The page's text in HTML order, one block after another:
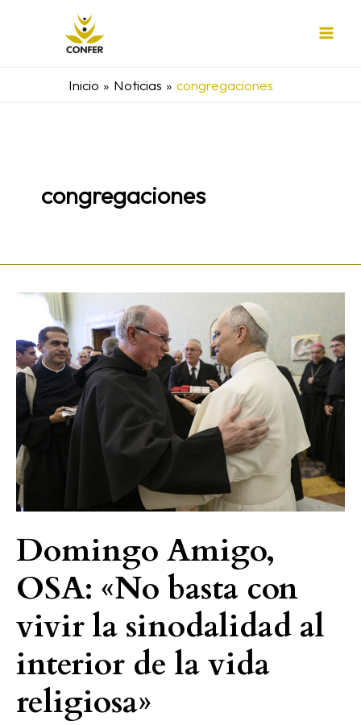
Inicio
Noticias congregaciones
congregaciones
Domingo Amigo,
OSA: «No basta con
vivir la sinodalidad al
interior de la vida
religiosa»
Domingo
Amigo,
OSA:
«No
basta
con
la
sinodalidad
al
de
la
vida